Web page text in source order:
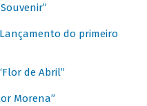
do primeiro
de Abril”
Morena”